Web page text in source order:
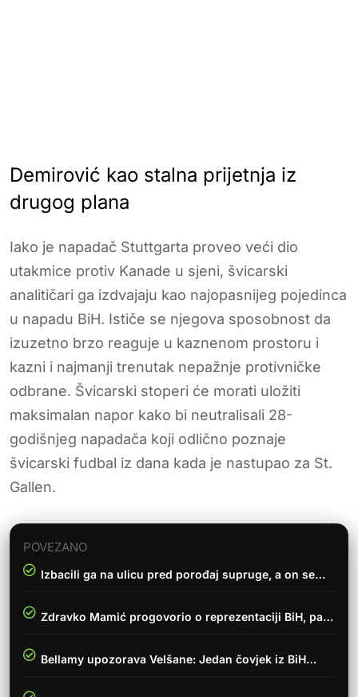
Demirović kao stalna prijetnja iz
drugog plana
Iako je napadač Stuttgarta proveo veći dio
utakmice protiv Kanade u sjeni, švicarski
analitičari ga izdvajaju kao najopasnijeg pojedinca
u napadu BiH. Ističe se njegova sposobnost da
izuzetno brzo reaguje u kaznenom prostoru i
kazni i najmanji trenutak nepažnje protivničke
odbrane. Švicarski stoperi će morati uložiti
maksimalan napor kako bi neutralisali 28-
godišnjeg napadača koji odlično poznaje
švicarski fudbal iz dana kada je nastupao za St.
Gallen.
POVEZANO
Izbacili ga na ulicu pred porođaj supruge, a on se…
Zdravko Mamić progovorio o reprezentaciji BiH, pa…
Bellamy upozorava Velšane: Jedan čovjek iz BiH…